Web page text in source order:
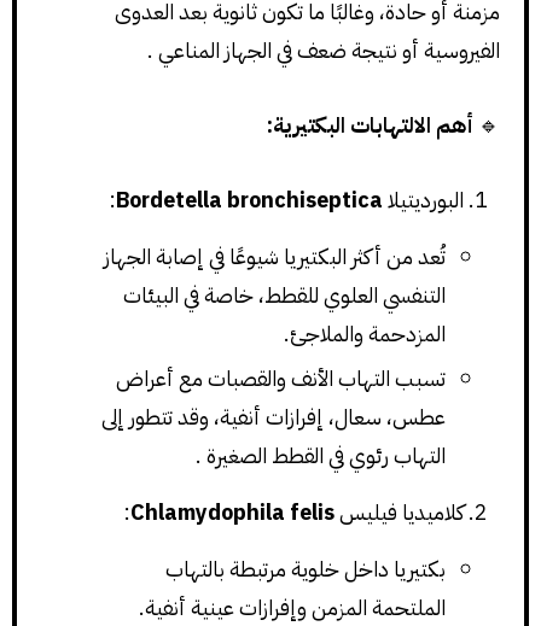
مزمنة أو حادة، وغالبًا ما تكون ثانوية بعد العدوى
الفيروسية أو نتيجة ضعف في الجهاز المناعي .
🔹 أهم الالتهابات البكتيرية:
البورديتيلاBordetella bronchiseptica
:
تُعد من أكثر البكتيريا شيوعًا في إصابة الجهاز
التنفسي العلوي للقطط، خاصة في البيئات
المزدحمة والملاجئ.
تسبب التهاب الأنف والقصبات مع أعراض
عطس، سعال، إفرازات أنفية، وقد تتطور إلى
التهاب رئوي في القطط الصغيرة .
كلاميديا فيليسChlamydophila felis
:
بكتيريا داخل خلوية مرتبطة بالتهاب
الملتحمة المزمن وإفرازات عينية أنفية.